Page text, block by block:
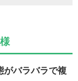
がバラバラで複